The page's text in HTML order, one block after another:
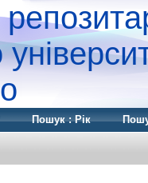
Пошук : Рік